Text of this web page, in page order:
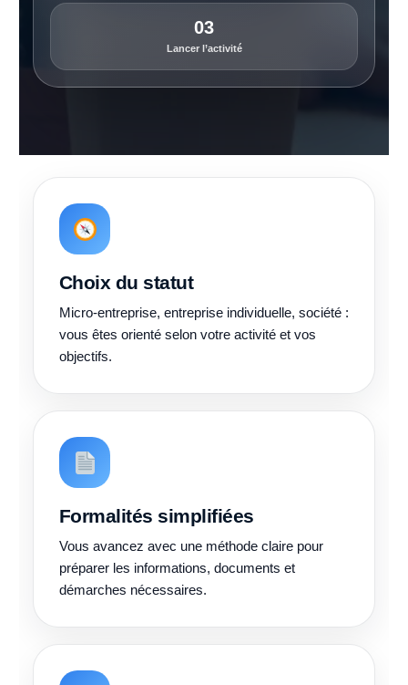
03
Lancer l’activité
Choix du statut
Micro-entreprise, entreprise individuelle, société :
vous êtes orienté selon votre activité et vos
objectifs.
Formalités simplifiées
Vous avancez avec une méthode claire pour
préparer les informations, documents et
démarches nécessaires.